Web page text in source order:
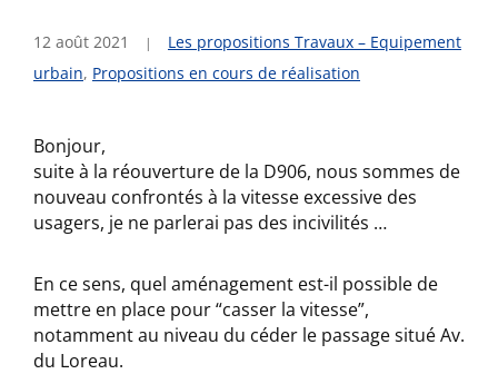
12 août 2021
Les propositions Travaux – Equipement
urbain, Propositions en cours de réalisation
Bonjour,
suite à la réouverture de la D906, nous sommes de
nouveau confrontés à la vitesse excessive des
usagers, je ne parlerai pas des incivilités …
En ce sens, quel aménagement est-il possible de
mettre en place pour “casser la vitesse”,
notamment au niveau du céder le passage situé Av.
du Loreau.